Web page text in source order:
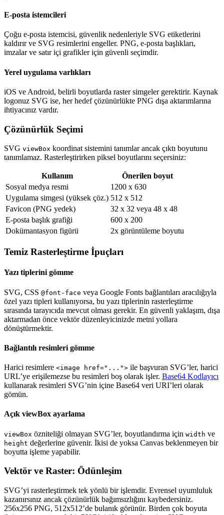
E-posta istemcileri
Çoğu e-posta istemcisi, güvenlik nedenleriyle SVG etiketlerini
kaldırır ve SVG resimlerini engeller. PNG, e-posta başlıkları,
imzalar ve satır içi grafikler için güvenli seçimdir.
Yerel uygulama varlıkları
iOS ve Android, belirli boyutlarda raster simgeler gerektirir. Kaynak
logonuz SVG ise, her hedef çözünürlükte PNG dışa aktarımlarına
ihtiyacınız vardır.
Çözünürlük Seçimi
SVG viewBox koordinat sistemini tanımlar ancak çıktı boyutunu
tanımlamaz. Rasterleştirirken piksel boyutlarını seçersiniz:
Kullanım
Önerilen boyut
Sosyal medya resmi
1200 x 630
Uygulama simgesi (yüksek çöz.) 512 x 512
Favicon (PNG yedek)
32 x 32 veya 48 x 48
E-posta başlık grafiği
600 x 200
Dokümantasyon figürü
2x görüntüleme boyutu
Temiz Rasterleştirme İpuçları
Yazı tiplerini gömme
SVG, CSS @font-face veya Google Fonts bağlantıları aracılığıyla
özel yazı tipleri kullanıyorsa, bu yazı tiplerinin rasterleştirme
sırasında tarayıcıda mevcut olması gerekir. En güvenli yaklaşım, dışa
aktarmadan önce vektör düzenleyicinizde metni yollara
dönüştürmektir.
Bağlantılı resimleri gömme
Harici resimlere <image href="..."> ile başvuran SVG’ler, harici
URL’ye erişilemezse bu resimleri boş olarak işler. Base64 Kodlayıcı
kullanarak resimleri SVG’nin içine Base64 veri URI’leri olarak
gömün.
Açık viewBox ayarlama
viewBox özniteliği olmayan SVG’ler, boyutlandırma için width ve
height değerlerine güvenir. İkisi de yoksa Canvas beklenmeyen bir
boyutta işleme yapabilir.
Vektör ve Raster: Ödünleşim
SVG’yi rasterleştirmek tek yönlü bir işlemdir. Evrensel uyumluluk
kazanırsınız ancak çözünürlük bağımsızlığını kaybedersiniz.
256x256 PNG, 512x512’de bulanık görünür. Birden çok boyuta